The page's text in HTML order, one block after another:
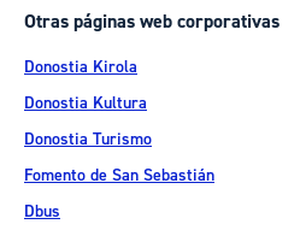
Otras páginas web corporativas
Donostia Kirola
Donostia Kultura
Donostia Turismo
Fomento de San Sebastián
Dbus